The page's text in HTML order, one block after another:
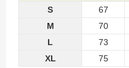
S
67
M
70
L
73
XL
75